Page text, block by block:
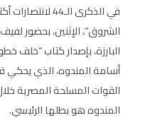
في الذكرى الـ44
الشروق”، الإثنين، بحضور
البارزة، بإصدار كتاب “خلف
أسامة المندوه، الذي
القوات المسلحة المصرية
المندوه هو بطلها الرئيسي.